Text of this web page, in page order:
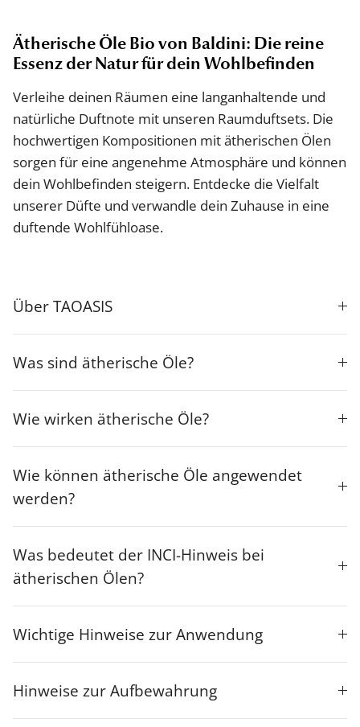
Ätherische Öle Bio von Baldini: Die reine
Essenz der Natur für dein Wohlbefinden
Verleihe deinen Räumen eine langanhaltende und
natürliche Duftnote mit unseren Raumduftsets. Die
hochwertigen Kompositionen mit ätherischen Ölen
sorgen für eine angenehme Atmosphäre und können
dein Wohlbefinden steigern. Entdecke die Vielfalt
unserer Düfte und verwandle dein Zuhause in eine
duftende Wohlfühloase.
Über TAOASIS
Was sind ätherische Öle?
Wie wirken ätherische Öle?
Wie können ätherische Öle angewendet
werden?
Was bedeutet der INCI-Hinweis bei
ätherischen Ölen?
Wichtige Hinweise zur Anwendung
Hinweise zur Aufbewahrung